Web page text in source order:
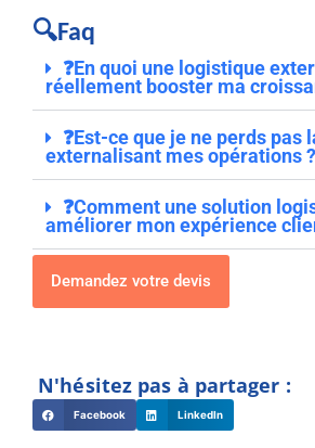
🔍Faq
❓En quoi une logistique
réellement booster ma
❓Est-ce que je ne perds pas
externalisant mes opérations ?
❓Comment une solution
améliorer mon expérience
Demandez votre devis
N'hésitez pas à partager :
Facebook LinkedIn